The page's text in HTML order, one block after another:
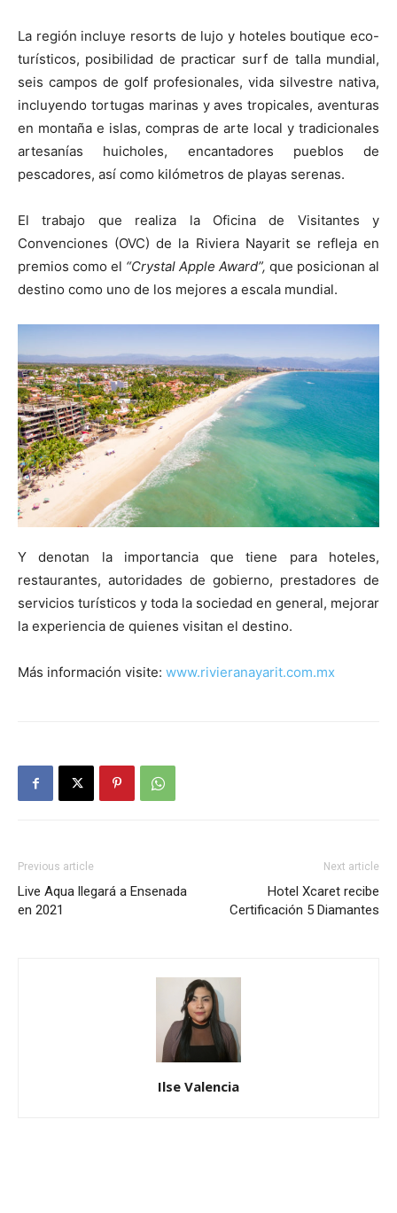
La región incluye resorts de lujo y hoteles boutique eco-
turísticos, posibilidad de practicar surf de talla mundial,
seis campos de golf profesionales, vida silvestre nativa,
incluyendo tortugas marinas y aves tropicales, aventuras
en montaña e islas, compras de arte local y tradicionales
artesanías huicholes, encantadores pueblos de
pescadores, así como kilómetros de playas serenas.
El trabajo que realiza la Oficina de Visitantes y
Convenciones (OVC) de la Riviera Nayarit se refleja en
premios como el “Crystal Apple Award”, que posicionan al
destino como uno de los mejores a escala mundial.
Y denotan la importancia que tiene para hoteles,
restaurantes, autoridades de gobierno, prestadores de
servicios turísticos y toda la sociedad en general, mejorar
la experiencia de quienes visitan el destino.
Más información visite: www.rivieranayarit.com.mx
Previous article
Live Aqua llegará a Ensenada
en 2021
Next article
Hotel Xcaret recibe
Certificación 5 Diamantes
Ilse Valencia